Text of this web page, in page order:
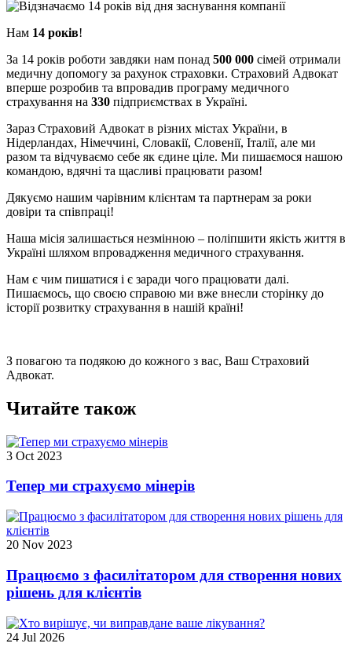
Нам 14 років!
За 14 років роботи завдяки нам понад 500 000 сімей отримали
медичну допомогу за рахунок страховки. Страховий Адвокат
вперше розробив та впровадив програму медичного
страхування на 330 підприємствах в Україні.
Зараз Страховий Адвокат в різних містах України, в
Нідерландах, Німеччині, Словакії, Словенії, Італії, але ми
разом та відчуваємо себе як єдине ціле. Ми пишаємося нашою
командою, вдячні та щасливі працювати разом!
Дякуємо нашим чарівним клієнтам та партнерам за роки
довіри та співпраці!
Наша місія залишається незмінною – поліпшити якість життя в
Україні шляхом впровадження медичного страхування.
Нам є чим пишатися і є заради чого працювати далі.
Пишаємось, що своєю справою ми вже внесли сторінку до
історії розвитку страхування в нашій країні!
З повагою та подякою до кожного з вас, Ваш Страховий
Адвокат.
Читайте також
3 Oct 2023
Тепер ми страхуємо мінерів
20 Nov 2023
Працюємо з фасилітатором для створення нових
рішень для клієнтів
24 Jul 2026